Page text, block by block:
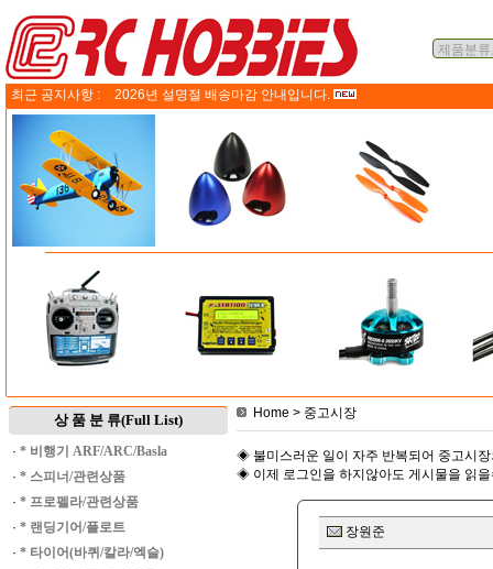
최근 공지사항 : 2026년 설명절 배송마감 안내입니다.
상 품 분 류(Full List)
· * 비행기 ARF/ARC/Basla
· * 스피너/관련상품
· * 프로펠라/관련상품
· * 랜딩기어/플로트
· * 타이어(바퀴/칼라/엑슬)
Home > 중고시장
◈ 불미스러운 일이 자주 반복되어 중고시
◈ 이제 로그인을 하지않아도 게시물을 읽
장원준